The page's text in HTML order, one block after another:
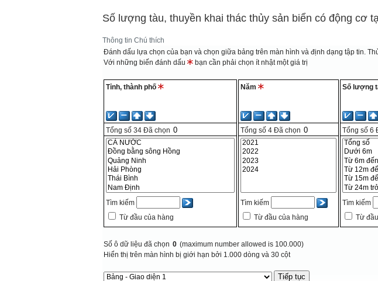
Số lượng tàu, thuyền khai thác thủy sản biển có động cơ
Thông tin Chú thích
Đánh dấu lựa chọn của bạn và chọn giữa bảng trên màn hình và định dạng tập tin.
Với những biến đánh dấu
bạn cần phải chọn ít nhật một giá trị
Tỉnh, thành phố
Tổng số 34 Đã chọn
Tìm kiếm
Từ đầu của hàng
Năm
Tổng số 4 Đã chọn
Tìm kiếm
Từ đầu của hàng
Số lượng
Tổng số 6
Tìm kiếm
Từ
Số ô dữ liệu đã chọn 0 (maximum number allowed is 100.000)
Hiển thị trên màn hình bị giới hạn bởi 1.000 dòng và 30 cột